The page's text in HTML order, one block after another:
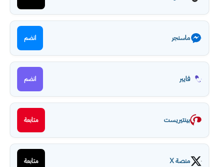
ماسنجر انضم
فايبر انضم
بينتيريست متابعة
منصة X متابعة